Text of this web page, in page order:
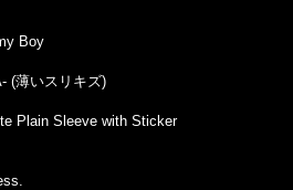
Boy
(薄いスリキズ)
Plain Sleeve with Sticker